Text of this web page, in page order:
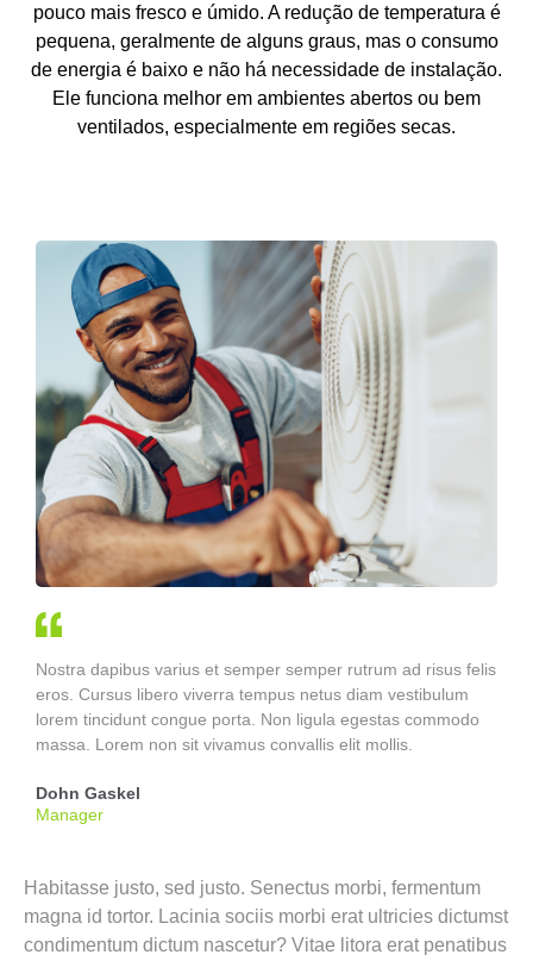
pouco mais fresco e úmido. A redução de temperatura é
pequena, geralmente de alguns graus, mas o consumo
de energia é baixo e não há necessidade de instalação.
Ele funciona melhor em ambientes abertos ou bem
ventilados, especialmente em regiões secas.
Nostra dapibus varius et semper semper rutrum ad risus felis
eros. Cursus libero viverra tempus netus diam vestibulum
lorem tincidunt congue porta. Non ligula egestas commodo
massa. Lorem non sit vivamus convallis elit mollis.
Dohn Gaskel
Manager
Habitasse justo, sed justo. Senectus morbi, fermentum
magna id tortor. Lacinia sociis morbi erat ultricies dictumst
condimentum dictum nascetur? Vitae litora erat penatibus